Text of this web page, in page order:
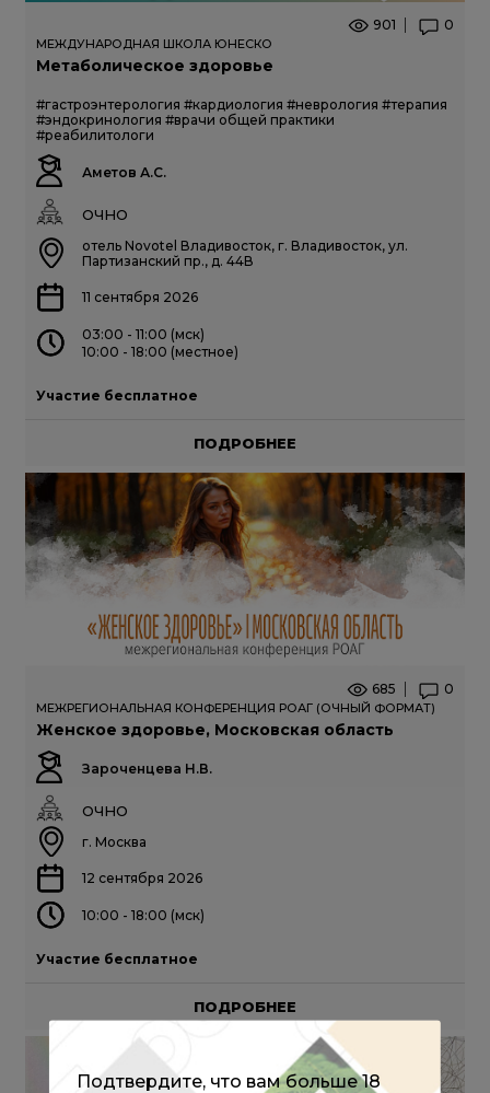
901 0
МЕЖДУНАРОДНАЯ ШКОЛА ЮНЕСКО
Метаболическое здоровье
#гастроэнтерология #кардиология #неврология #терапия
#эндокринология #врачи общей практики
#реабилитологи
Аметов А.С.
ОЧНО
отель Novotel Владивосток, г. Владивосток, ул.
Партизанский пр., д. 44В
11 сентября 2026
03:00 - 11:00 (мск)
10:00 - 18:00 (местное)
Участие бесплатное
ПОДРОБНЕЕ
685 0
МЕЖРЕГИОНАЛЬНАЯ КОНФЕРЕНЦИЯ РОАГ (ОЧНЫЙ ФОРМАТ)
Женское здоровье, Московская область
Зароченцева Н.В.
ОЧНО
г. Москва
12 сентября 2026
10:00 - 18:00 (мск)
Участие бесплатное
ПОДРОБНЕЕ
Подтвердите, что вам больше 18